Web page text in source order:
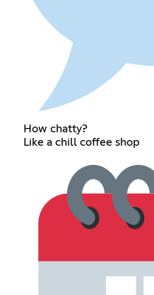
How chatty?
Like a chill coffee shop